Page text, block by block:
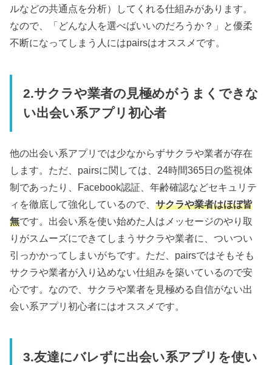
ルなどの共通点を分析）してくれる仕組みがあります。
なので、「どんな人を選べばいいのだろうか？」と優柔
不断になってしまう人にはpairsはオススメです。
2.サクラや業者の見極めがうまくできな
い出会い系アプリ初心者
他の出会い系アプリでは少なからずサクラや業者が存在
します。ただ、pairsに関しては、24時間365日の監視体
制であったり、Facebook認証、年齢確認などセキュリテ
ィを徹底して強化しているので、サクラや業者はほぼ皆
無です。出会い系を使い始めた人はメッセージのやり取
りがスムーズにできてしまうサクラや業者に、ついつい
引っかかってしまいがちです。ただ、pairsではそもそも
サクラや業者が入り込めない仕組みを築いているので安
心です。なので、サクラや業者を見極める自信がない出
会い系アプリ初心者にはオススメです。
3.友達にバレずに出会い系アプリを使い